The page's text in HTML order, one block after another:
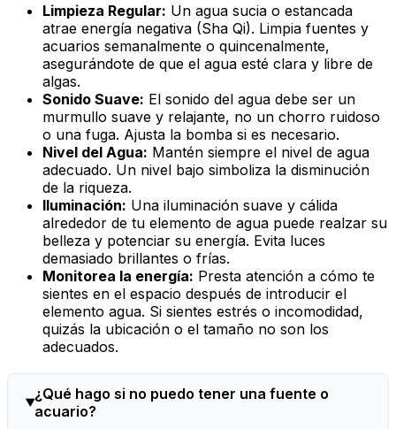
Limpieza Regular: Un agua sucia o estancada
atrae energía negativa (Sha Qi). Limpia fuentes y
acuarios semanalmente o quincenalmente,
asegurándote de que el agua esté clara y libre de
algas.
Sonido Suave: El sonido del agua debe ser un
murmullo suave y relajante, no un chorro ruidoso
o una fuga. Ajusta la bomba si es necesario.
Nivel del Agua: Mantén siempre el nivel de agua
adecuado. Un nivel bajo simboliza la disminución
de la riqueza.
Iluminación: Una iluminación suave y cálida
alrededor de tu elemento de agua puede realzar su
belleza y potenciar su energía. Evita luces
demasiado brillantes o frías.
Monitorea la energía: Presta atención a cómo te
sientes en el espacio después de introducir el
elemento agua. Si sientes estrés o incomodidad,
quizás la ubicación o el tamaño no son los
adecuados.
¿Qué hago si no puedo tener una fuente o
acuario?